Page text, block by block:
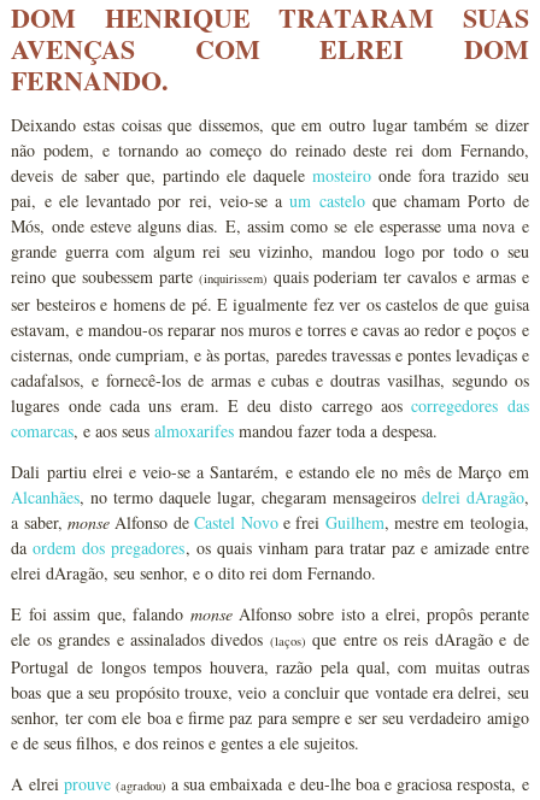
DOM HENRIQUE TRATARAM SUAS
AVENÇAS COM ELREI DOM
FERNANDO.
Deixando estas coisas que dissemos, que em outro lugar também se dizer
não podem, e tornando ao começo do reinado deste rei dom Fernando,
deveis de saber que, partindo ele daquelemosteiro onde fora trazido seu
pai, e ele levantado por rei, veio-se aum casteloque chamam Porto de
Mós, onde esteve alguns dias. E, assim como se ele esperasse uma nova e
grande guerra com algum rei seu vizinho, mandou logo por todo o seu
reino que soubessem parte (inquirissem) quais poderiam ter cavalos e armas e
ser besteiros e homens de pé. E igualmente fez ver os castelos de que guisa
estavam, e mandou-os reparar nos muros e torres e cavas ao redor e poços e
cisternas, onde cumpriam, e às portas, paredes travessas e pontes levadiças e
cadafalsos, e fornecê-los de armas e cubas e doutras vasilhas, segundo os
lugares onde cada uns eram. E deu disto carrego aoscorregedores das
comarcas, e aos seusalmoxarifes mandou fazer toda a despesa.
Dali partiu elrei e veio-se a Santarém, e estando ele no mês de Março em
Alcanhães, no termo daquele lugar, chegaram mensageiros delrei dAragão,
a saber,monse Alfonso deCastel Novoe frei Guilhem, mestre em teologia,
daordem dos pregadores, os quais vinham para tratar paz e amizade entre
elrei dAragão, seu senhor, e o dito rei dom Fernando.
E foi assim que, falando monseAlfonso sobre isto a elrei, propôs perante
ele os grandes e assinalados divedos (laços) que entre os reis dAragão e de
Portugal de longos tempos houvera, razão pela qual, com muitas outras
boas que a seu propósito trouxe, veio a concluir que vontade era delrei, seu
senhor, ter com ele boa e firme paz para sempre e ser seu verdadeiro amigo
e de seus filhos, e dos reinos e gentes a ele sujeitos.
A elrei prouve (agradou) a sua embaixada e deu-lhe boa e graciosa resposta, e